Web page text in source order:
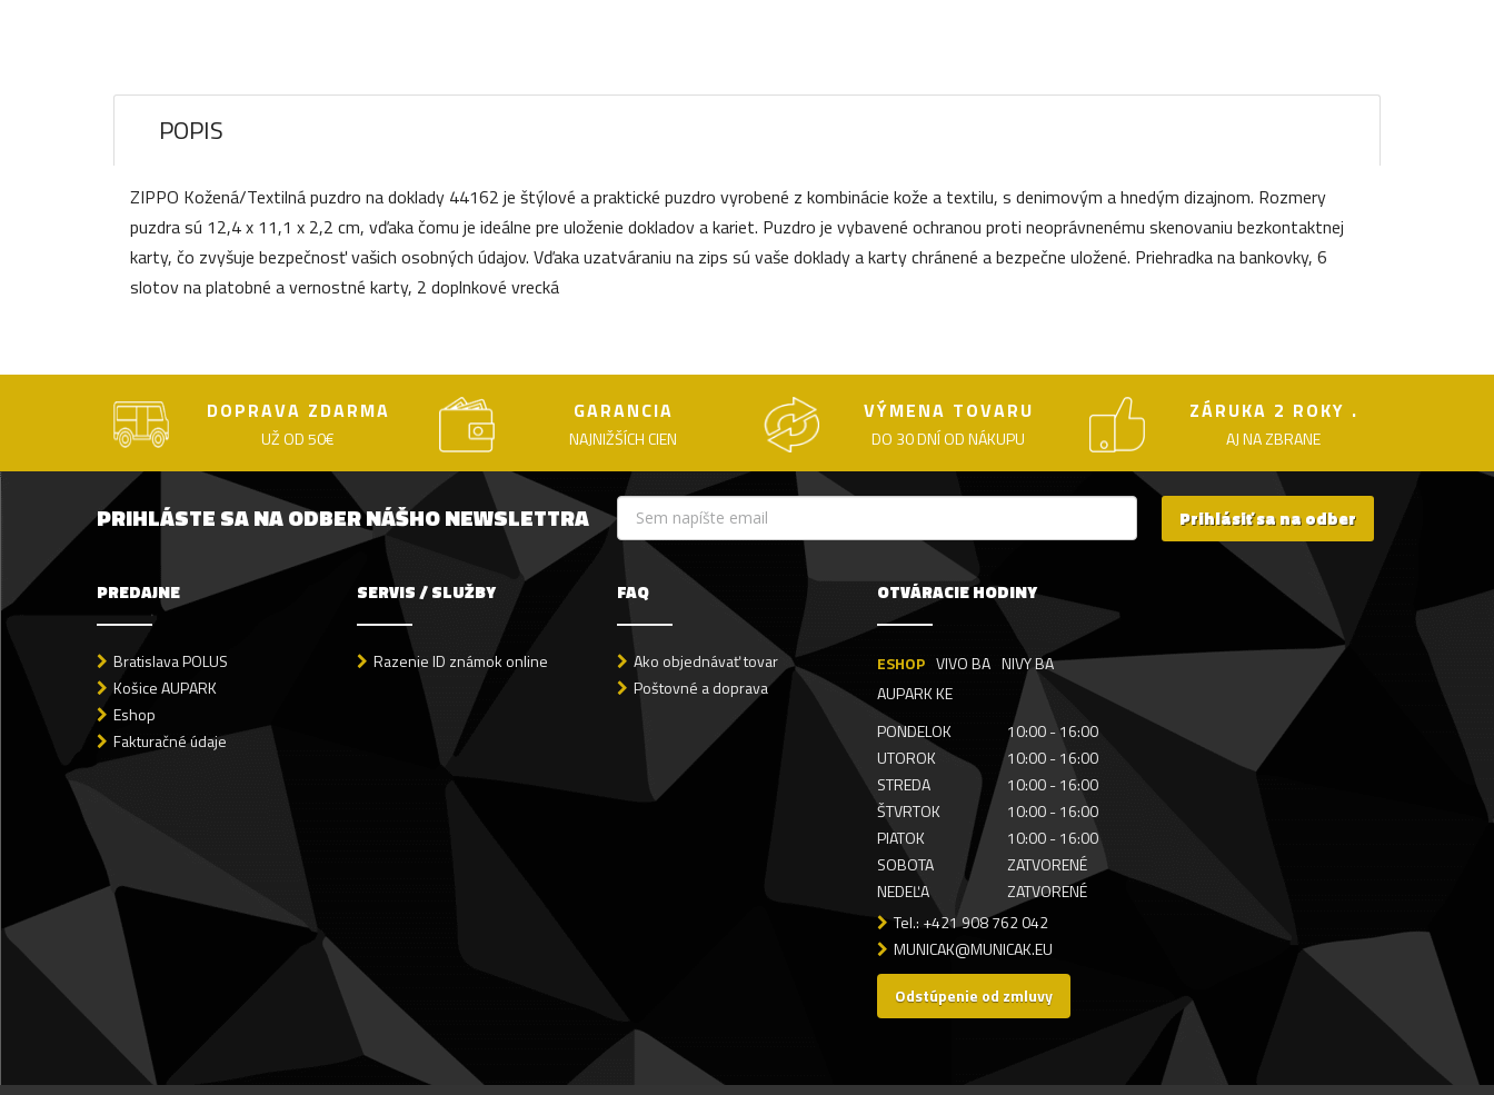
POPIS
ZIPPO Kožená/Textilná puzdro na doklady 44162 je štýlové a praktické puzdro vyrobené z kombinácie kože a textilu, s denimovým a hnedým dizajnom. Rozmery
puzdra sú 12,4 x 11,1 x 2,2 cm, vďaka čomu je ideálne pre uloženie dokladov a kariet. Puzdro je vybavené ochranou proti neoprávnenému skenovaniu bezkontaktnej
karty, čo zvyšuje bezpečnosť vašich osobných údajov. Vďaka uzatváraniu na zips sú vaše doklady a karty chránené a bezpečne uložené. Priehradka na bankovky, 6
slotov na platobné a vernostné karty, 2 doplnkové vrecká
DOPRAVA ZDARMA
UŽ OD 50€
GARANCIA
NAJNIŽŠÍCH CIEN
VÝMENA TOVARU
DO 30 DNÍ OD NÁKUPU
ZÁRUKA 2 ROKY .
AJ NA ZBRANE
PRIHLÁSTE SA NA ODBER NÁŠHO NEWSLETTRA Prihlásiť sa na odber
PREDAJNE
Bratislava POLUS
Košice AUPARK
Eshop
Fakturačné údaje
SERVIS / SLUŽBY
Razenie ID známok online
FAQ
Ako objednávať tovar
Poštovné a doprava
OTVÁRACIE HODINY
ESHOP VIVO BA NIVY BA
AUPARK KE
PONDELOK
10:00 - 16:00
UTOROK
10:00 - 16:00
STREDA
10:00 - 16:00
ŠTVRTOK
10:00 - 16:00
PIATOK
10:00 - 16:00
SOBOTA
ZATVORENÉ
NEDEĽA
ZATVORENÉ
Tel.: +421 908 762 042
MUNICAK@MUNICAK.EU
Odstúpenie od zmluvy